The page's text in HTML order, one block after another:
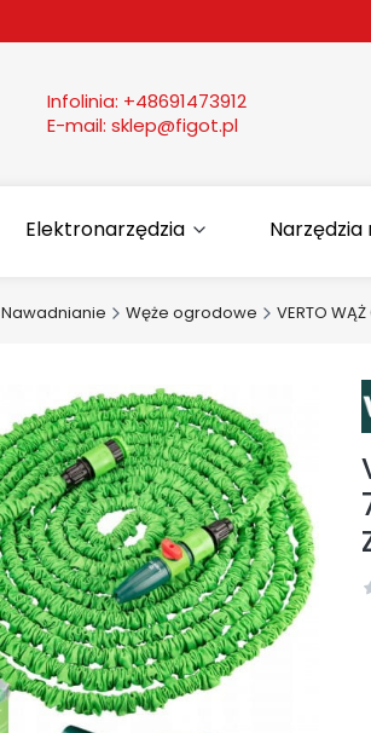
Infolinia: +48691473912
E-mail: sklep@figot.pl
Elektronarzędzia
Nawadnianie Węże ogrodowe VERTO